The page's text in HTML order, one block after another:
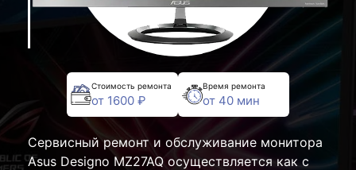
Стоимость ремонта
от 1600 ₽
Время ремонта
от 40 мин
Сервисный ремонт и обслуживание монитора
Asus Designo MZ27AQ осуществляется как с